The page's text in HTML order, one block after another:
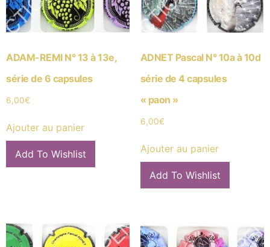
ADAM-REMI N° 13 à 13e,
série de 6 capsules
6,00€
Ajouter au panier
Add To Wishlist
ADNET Pascal N° 10a à 10d
série de 4 capsules
« paon »
6,00€
Ajouter au panier
Add To Wishlist